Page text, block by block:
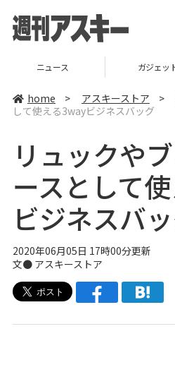
ニュース ガジェッ
home > アスキーストア >
して使える3wayビジネスバッグ
リュックや
ースとして
ビジネスバ
2020年06月05日 17時00分更新
文● アスキーストア